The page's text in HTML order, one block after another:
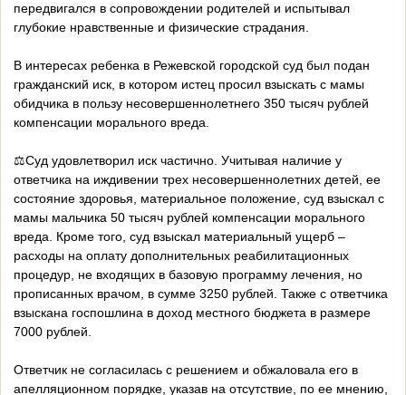
передвигался в сопровождении родителей и испытывал
глубокие нравственные и физические страдания.
В интересах ребенка в Режевской городской суд был подан
гражданский иск, в котором истец просил взыскать с мамы
обидчика в пользу несовершеннолетнего 350 тысяч рублей
компенсации морального вреда.
⚖️Суд удовлетворил иск частично. Учитывая наличие у
ответчика на иждивении трех несовершеннолетних детей, ее
состояние здоровья, материальное положение, суд взыскал с
мамы мальчика 50 тысяч рублей компенсации морального
вреда. Кроме того, суд взыскал материальный ущерб –
расходы на оплату дополнительных реабилитационных
процедур, не входящих в базовую программу лечения, но
прописанных врачом, в сумме 3250 рублей. Также с ответчика
взыскана госпошлина в доход местного бюджета в размере
7000 рублей.
Ответчик не согласилась с решением и обжаловала его в
апелляционном порядке, указав на отсутствие, по ее мнению,